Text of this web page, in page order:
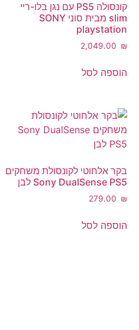
קונסולה PS5 עם נגן בלו-ריי
slim מבית סוני SONY
playstation
‎2,049.00 ₪
הוספה לסל
בקר אלחוטי לקונסולת משחקים
Sony DualSense PS5 לבן
‎279.00 ₪
הוספה לסל